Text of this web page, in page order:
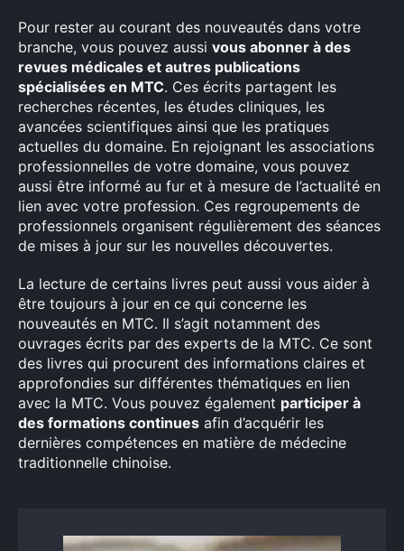
Pour rester au courant des nouveautés dans votre
branche, vous pouvez aussi vous abonner à des
revues médicales et autres publications
spécialisées en MTC. Ces écrits partagent les
recherches récentes, les études cliniques, les
avancées scientifiques ainsi que les pratiques
actuelles du domaine. En rejoignant les associations
professionnelles de votre domaine, vous pouvez
aussi être informé au fur et à mesure de l’actualité en
lien avec votre profession. Ces regroupements de
professionnels organisent régulièrement des séances
de mises à jour sur les nouvelles découvertes.
La lecture de certains livres peut aussi vous aider à
être toujours à jour en ce qui concerne les
nouveautés en MTC. Il s’agit notamment des
ouvrages écrits par des experts de la MTC. Ce sont
des livres qui procurent des informations claires et
approfondies sur différentes thématiques en lien
avec la MTC. Vous pouvez également participer à
des formations continues afin d’acquérir les
dernières compétences en matière de médecine
traditionnelle chinoise.